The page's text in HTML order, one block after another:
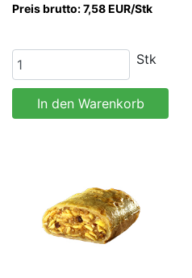
Preis brutto: 7,58 EUR/Stk
Stk
In den Warenkorb